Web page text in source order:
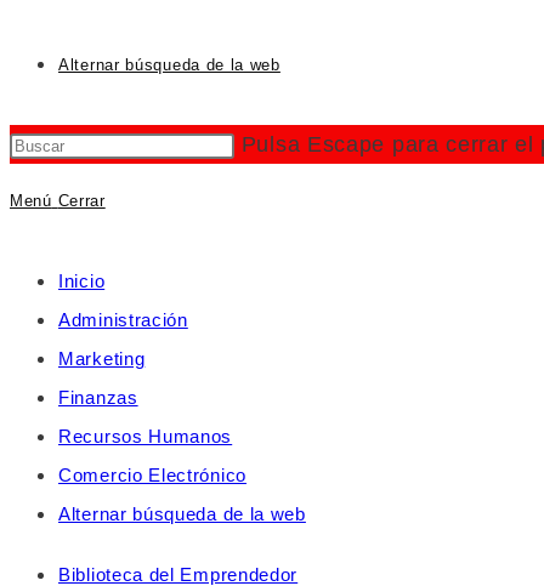
Alternar búsqueda de la web
Pulsa Escape para cerrar el
Menú Cerrar
Inicio
Administración
Marketing
Finanzas
Recursos Humanos
Comercio Electrónico
Alternar búsqueda de la web
Biblioteca del Emprendedor